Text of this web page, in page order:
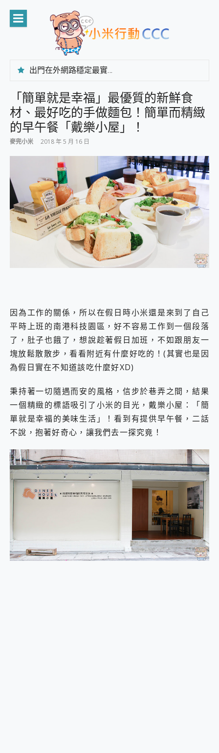
content
出門在外網路穩定最實在 「台灣大哥大」榮獲 4G/5G 在線率全球 NO.3 全台第一與全台六冠王實測心得，走到哪順到哪！
CP 值天花板~ Bongcom BS5 足球君開箱~ 短焦投影機 3千元就能擁有！ 折扣碼在這～
專為 PC上的 XBOX和掌機設計的 FireCuda X1070 SSD 固態硬碟開箱 評測
台灣製攝影機在這裡，100%全無線設計 SpotCam Solo Eco 太陽能防水雲端攝影機 SpotCam Solo 3 2.5K高畫質戶外攝影機 開箱 評測
電力超超超持久 MSI 微星 Prestige 14 AI+ D3MG-031TW 14吋 開箱評價，AI輕薄商務筆電 Copilot+ PC
AI 支付 一錶搞定大小事 Xiaomi Watch 5 開箱 評測
超驚艷 讓人一眼就愛上 LENOVO 聯想 Yoga Book 9 14吋 AI輕薄筆電 開箱 評測
美到讓人超想擁有 moto pad 60 系列 與 Moto | Swarovski razr 60 冰藍限定版本 開箱 評測
好用的 EaseUS Partition Master 讓您輕鬆的移除與格式化有防寫保護的隨身碟或SD卡
一鍵修復模糊影片、舊照的 AI 好幫手! VideoProc Converter AI 新版全解析 × 年末優惠，一篇全看懂
小朋友才做選擇 投影機 RGB藍牙音響 氛圍情境燈 我通通都要！ Starfish 2 幻彩膠囊投影機｜結合「 智慧投影 & 煥彩流動 」的沈浸式生活新體驗
外型超吸晴~ 給您絕佳操控體驗 GravaStar Mercury K1 系列 異星機械鍵盤與 Mercury X 系列 輕量無線電競滑鼠 開箱 評測
開箱~變身「蜘蛛人」椅子軍師！MSI MPG 491CQP QD-OLED 超寬曲面電競螢幕，多工辦公、爽度滿滿的終極桌面體驗
iPhone 17 系列 有認證的防護來囉！ imos 首家導入 UL MCV 行銷宣告驗證的手機配件品牌
DJI Osmo Pocket 3 爽爽帶回家 歡慶 EaseUS 21 週年到來，「Slogan 海報徵稿活動」好康大放送
超好用的 PLAUD NotePin AI 智慧錄音膠囊~ 您的AI 秘書已上線 每月免費送你 300分鐘轉寫
COMPUTEX 2025 來囉！AGI亞奇雷 AI・Gaming・創作儲存方案登場，趕快來AGI亞奇雷挑戰任務抽 PS5！
自帶線的 有線無線都能充 ONPRO MagReact M5 10000mAh 5合1 磁吸無線急速行動電源 開箱 評測
飛利浦 JS7310 ⚡【電急便｜行動儲能救車電源】 可靠的旅行夥伴！帶給您優異的安全性與強大供電效能
是螢幕也是電視! 一機超多用途「MSI微星 Modern MD272UPSW 27型」 4K IPS 輕薄商用智慧聯網螢幕 開箱 評測
您的專屬AI 助手 Yoga Slim 7 Aura Edition 觸控AI筆電 開箱 評測
realme 14 Pro 超硬軍規、冰感變色實測，realme 14 5G 遊戲戰鬥值爆表，效能x娛樂全都要！
動靜皆宜「HUAWEI FreeArc」開放式耳掛耳機，無感配戴! 超穩超服貼，音質、通話也很優質
好玩好拍 vivo V50 ~ 口袋裡的 Zeiss 潮流攝影棚!
25種洗烘模式一機搞定! Roborock 衣莉莎白 H1 Neo分子篩洗脫烘 AI 滾筒洗衣機
B&O 精品級音響! Home+ 中嘉寬頻 SoundBox 劇院串流盒 開箱 評測
3 個超值 MHN 飛人工具分享~~ iToolab AnyGo 魔物獵人 Now飛人 ios教學 不出門也可以到處走
Locawhere AnyTo 寶可夢飛人 AnyTo 不出門也可以飛遍全世界
97.3% 恢復率，資料救援就是這麼簡單 EaseUS Data Recovery Wizard Free 18.0.0 業界最好的資料救援軟體
vivo TWS 3e 真無線藍牙耳機智慧降噪升級、音質明亮溫潤，並支援雙設備連接~
MSI Claw 掌機專屬配件包 來囉 完美保護 MSI Claw A1M-026TW 電競掌機
「簡單就是幸福」最優質的新鮮食
材、最好吃的手做麵包！簡單而精緻
的早午餐「戴樂小屋」！
麥兜小米 2018 年 5 月 16 日
因為工作的關係，所以在假日時小米還是來到了自己
平時上班的南港科技園區，好不容易工作到一個段落
了，肚子也餓了，想說趁著假日加班，不如跟朋友一
塊放鬆散散步，看看附近有什麼好吃的！(其實也是因
為假日實在不知道該吃什麼好XD)
秉持著一切隨遇而安的風格，信步於巷弄之間，結果
一個精緻的標語吸引了小米的目光，戴樂小屋：「簡
單就是幸福的美味生活」！看到有提供早午餐，二話
不說，抱著好奇心，讓我們去一探究竟！